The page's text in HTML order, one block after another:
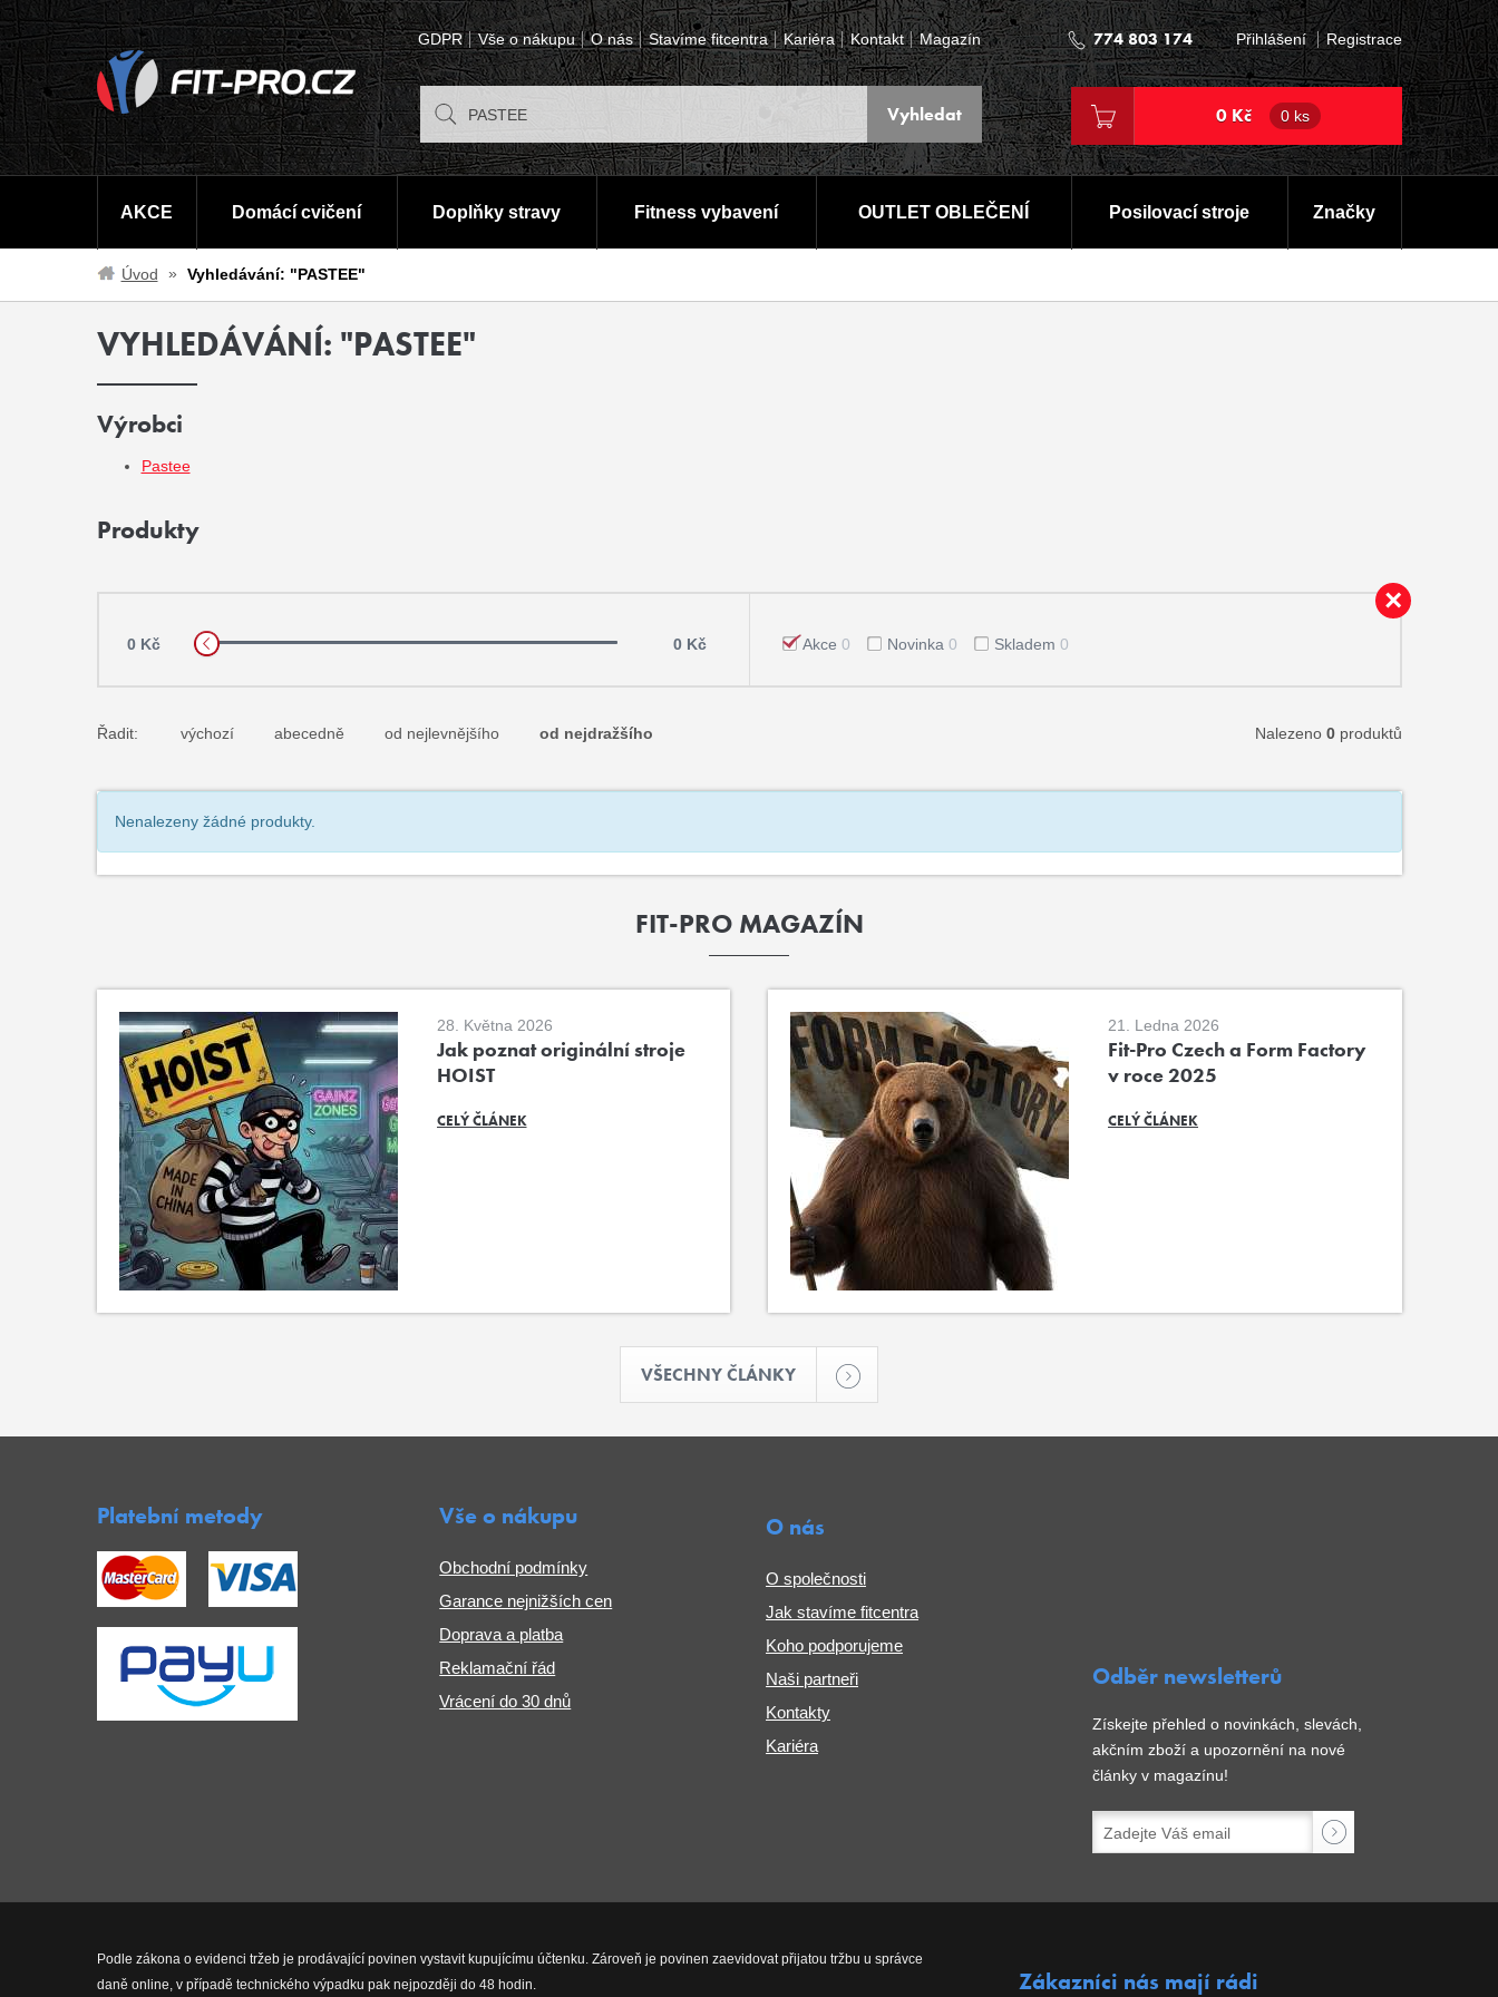
GDPR Vše o nákupu O nás Stavíme fitcentra Kariéra Kontakt Magazín 774 803 174 Přihlášení Registrace
0 Kč 0 ks
AKCE Domácí cvičení Doplňky stravy Fitness vybavení OUTLET OBLEČENÍ Posilovací stroje Značky
Úvod Vyhledávání: "PASTEE"
VYHLEDÁVÁNÍ: "PASTEE"
Výrobci
Pastee
Produkty
0 Kč 0 Kč Akce 0 Novinka 0 Skladem 0
Řadit: výchozí abecedně od nejlevnějšího od nejdražšího Nalezeno 0produktů
Nenalezeny žádné produkty.
FIT-PRO MAGAZÍN
28. Května 2026
Jak poznat originální stroje
HOIST
CELÝ ČLÁNEK
21. Ledna 2026
Fit-Pro Czech a Form Factory
v roce 2025
CELÝ ČLÁNEK
VŠECHNY ČLÁNKY
Platební metody Vše o nákupu
Obchodní podmínky
Garance nejnižších cen
Doprava a platba
Reklamační řád
Vrácení do 30 dnů
O nás
O společnosti
Jak stavíme fitcentra
Koho podporujeme
Naši partneři
Kontakty
Kariéra
Odběr newsletterů
Získejte přehled o novinkách, slevách,
akčním zboží a upozornění na nové
články v magazínu!
Podle zákona o evidenci tržeb je prodávající povinen vystavit kupujícímu účtenku. Zároveň je povinen zaevidovat přijatou tržbu u správce
daně online, v případě technického výpadku pak nejpozději do 48 hodin.
Zákazníci nás mají rádi